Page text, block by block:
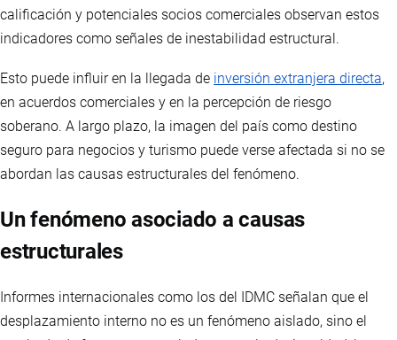
calificación y potenciales socios comerciales observan estos
indicadores como señales de inestabilidad estructural.
Esto puede influir en la llegada de inversión extranjera directa,
en acuerdos comerciales y en la percepción de riesgo
soberano. A largo plazo, la imagen del país como destino
seguro para negocios y turismo puede verse afectada si no se
abordan las causas estructurales del fenómeno.
Un fenómeno asociado a causas
estructurales
Informes internacionales como los del IDMC señalan que el
desplazamiento interno no es un fenómeno aislado, sino el